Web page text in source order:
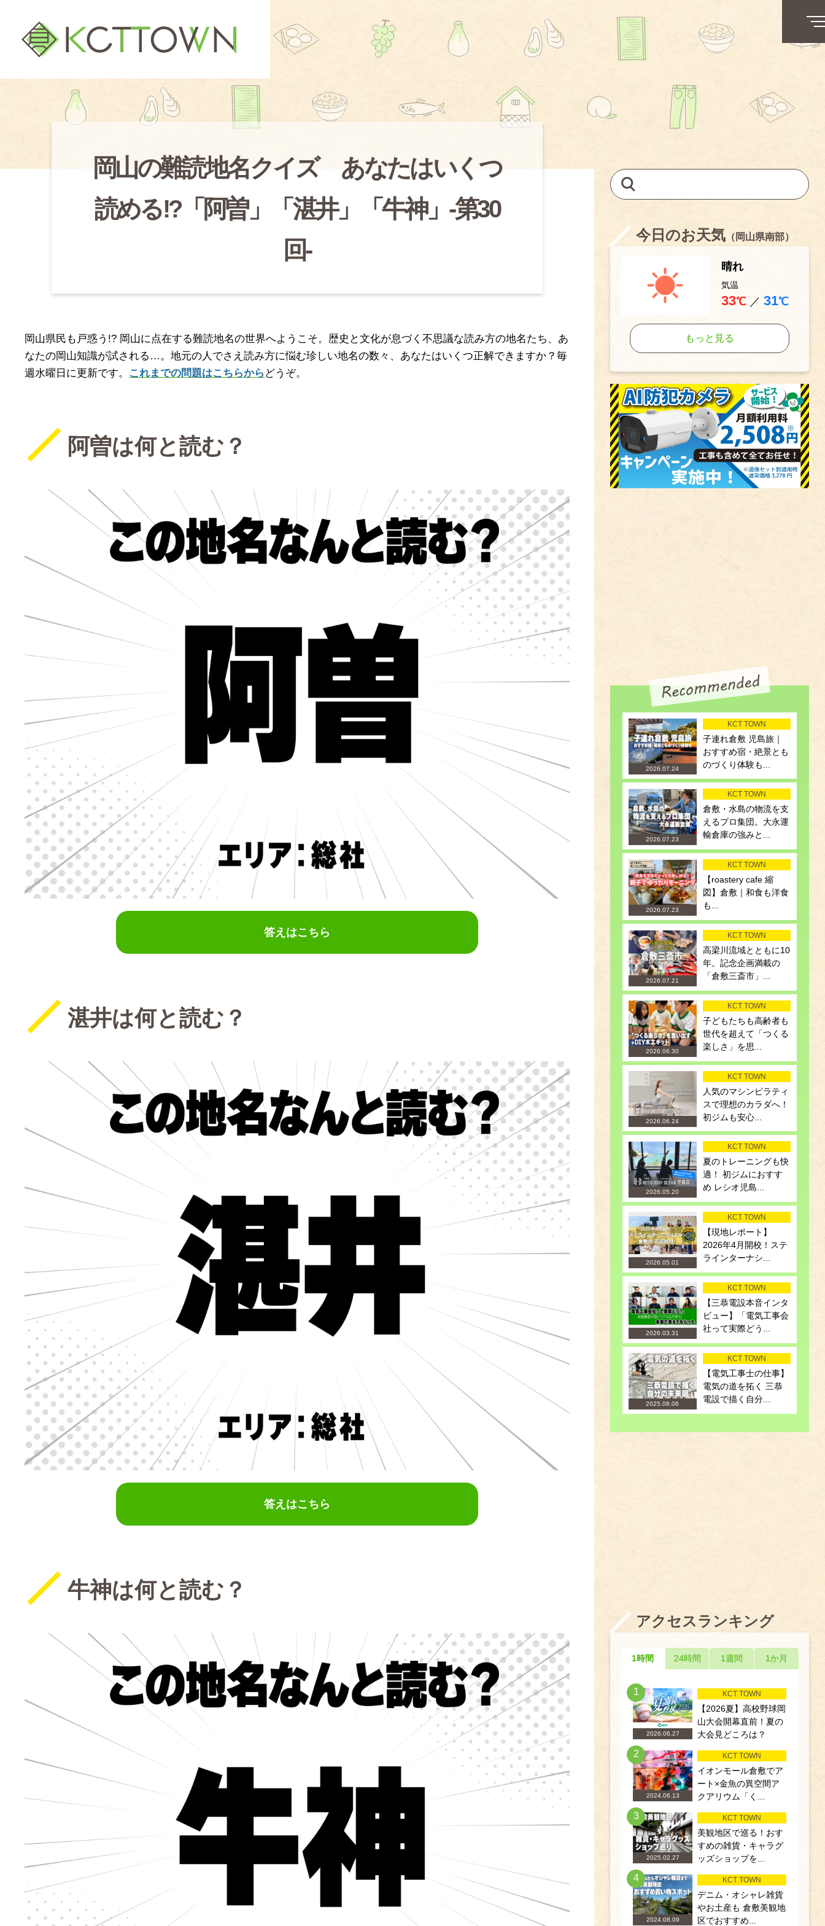
岡山の難読地名クイズ あなたはいくつ
読める!?「阿曽」「湛井」「牛神」-第30
回-
岡山県民も戸惑う!? 岡山に点在する難読地名の世界へようこそ。歴史と文化が息づく不思議な読み方の地名たち、あ
なたの岡山知識が試される…。地元の人でさえ読み方に悩む珍しい地名の数々、あなたはいくつ正解できますか？毎
週水曜日に更新です。
これまでの問題はこちらから どうぞ。
阿曽は何と読む？
答えはこちら
湛井は何と読む？
答えはこちら
牛神は何と読む？
今日のお天気 （岡山県南部）
晴れ
気温
33℃／ 31℃
もっと見る
2026.07.24
KCT TOWN
子連れ倉敷 児島旅｜
おすすめ宿・絶景とも
のづくり体験も...
2026.07.23
KCT TOWN
倉敷・水島の物流を支
えるプロ集団。大永運
輸倉庫の強みと...
2026.07.23
KCT TOWN
【roastery cafe 縮
図】倉敷｜和食も洋食
も...
2026.07.21
KCT TOWN
高梁川流域とともに10
年。記念企画満載の
「倉敷三斎市」...
2026.06.30
KCT TOWN
子どもたちも高齢者も
世代を超えて「つくる
楽しさ」を思...
2026.06.24
KCT TOWN
人気のマシンピラティ
スで理想のカラダへ！
初ジムも安心...
2026.05.20
KCT TOWN
夏のトレーニングも快
適！ 初ジムにおすす
め レシオ児島...
2026.05.01
KCT TOWN
【現地レポート】
2026年4月開校！ステ
ラインターナシ...
2026.03.31
KCT TOWN
【三恭電設本音インタ
ビュー】「電気工事会
社って実際どう...
2025.08.06
KCT TOWN
【電気工事士の仕事】
電気の道を拓く 三恭
電設で描く自分...
アクセスランキング
1時間 24時間 1週間 1か月
1
2026.06.27
KCT TOWN
【2026夏】高校野球岡
山大会開幕直前！夏の
大会見どころは？
2
2024.06.13
KCT TOWN
イオンモール倉敷でア
ート×金魚の異空間ア
クアリウム「く...
3
2025.02.27
KCT TOWN
美観地区で巡る！おす
すめの雑貨・キャラグ
ッズショップを...
4
2024.08.09
KCT TOWN
デニム・オシャレ雑貨
やお土産も 倉敷美観地
区でおすすめ...